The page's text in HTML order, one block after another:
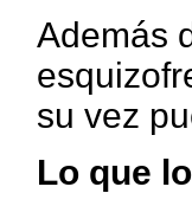
Además
su vez
Lo que